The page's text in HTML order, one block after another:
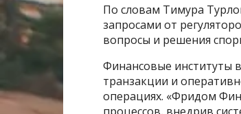
По словам Тимура
запросами от
вопросы и решения
Финансовые институты
транзакции и
операциях. «Фридом